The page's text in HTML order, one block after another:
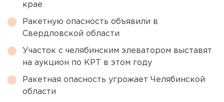
крае
Ракетную опасность объявили в
Свердловской области
Участок с челябинским элеватором выставят
на аукцион по КРТ в этом году
Ракетная опасность угрожает Челябинской
области